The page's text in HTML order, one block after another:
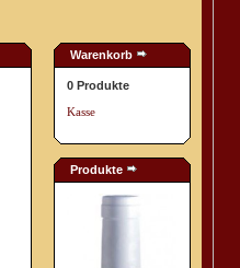
Warenkorb
0 Produkte
Kasse
Produkte